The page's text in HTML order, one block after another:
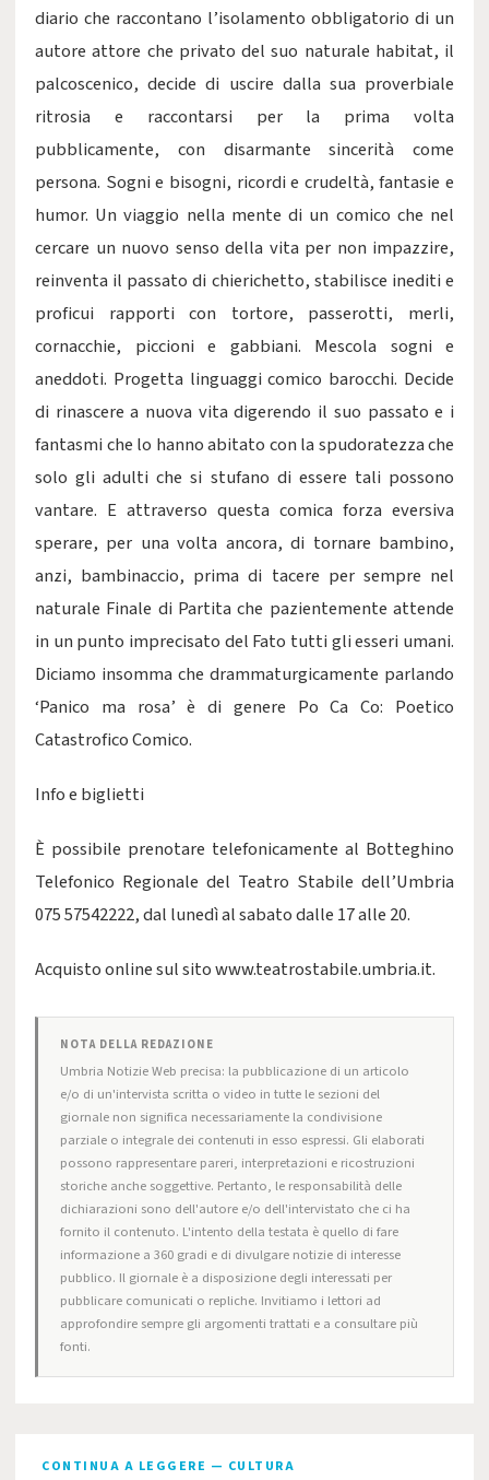
diario che raccontano l’isolamento obbligatorio di un
autore attore che privato del suo naturale habitat, il
palcoscenico, decide di uscire dalla sua proverbiale
ritrosia e raccontarsi per la prima volta
pubblicamente, con disarmante sincerità come
persona. Sogni e bisogni, ricordi e crudeltà, fantasie e
humor. Un viaggio nella mente di un comico che nel
cercare un nuovo senso della vita per non impazzire,
reinventa il passato di chierichetto, stabilisce inediti e
proficui rapporti con tortore, passerotti, merli,
cornacchie, piccioni e gabbiani. Mescola sogni e
aneddoti. Progetta linguaggi comico barocchi. Decide
di rinascere a nuova vita digerendo il suo passato e i
fantasmi che lo hanno abitato con la spudoratezza che
solo gli adulti che si stufano di essere tali possono
vantare. E attraverso questa comica forza eversiva
sperare, per una volta ancora, di tornare bambino,
anzi, bambinaccio, prima di tacere per sempre nel
naturale Finale di Partita che pazientemente attende
in un punto imprecisato del Fato tutti gli esseri umani.
Diciamo insomma che drammaturgicamente parlando
‘Panico ma rosa’ è di genere Po Ca Co: Poetico
Catastrofico Comico.
Info e biglietti
È possibile prenotare telefonicamente al Botteghino
Telefonico Regionale del Teatro Stabile dell’Umbria
075 57542222, dal lunedì al sabato dalle 17 alle 20.
Acquisto online sul sito www.teatrostabile.umbria.it.
NOTA DELLA REDAZIONE
Umbria Notizie Web precisa: la pubblicazione di un articolo
e/o di un'intervista scritta o video in tutte le sezioni del
giornale non significa necessariamente la condivisione
parziale o integrale dei contenuti in esso espressi. Gli elaborati
possono rappresentare pareri, interpretazioni e ricostruzioni
storiche anche soggettive. Pertanto, le responsabilità delle
dichiarazioni sono dell'autore e/o dell'intervistato che ci ha
fornito il contenuto. L'intento della testata è quello di fare
informazione a 360 gradi e di divulgare notizie di interesse
pubblico. Il giornale è a disposizione degli interessati per
pubblicare comunicati o repliche. Invitiamo i lettori ad
approfondire sempre gli argomenti trattati e a consultare più
fonti.
CONTINUA A LEGGERE — CULTURA